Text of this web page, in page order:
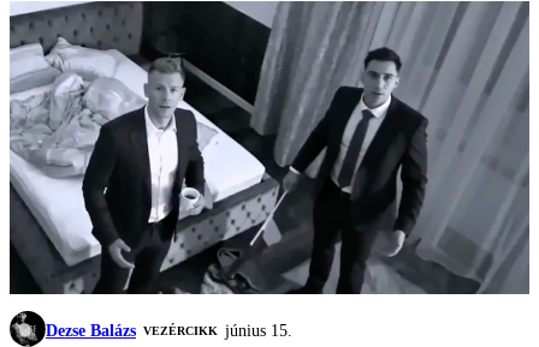
Dezse Balázs VEZÉRCIKK június 15.